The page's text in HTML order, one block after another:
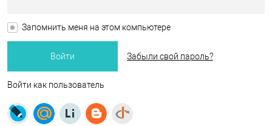
Запомнить меня на этом компьютере
Забыли свой пароль?
Войти как пользователь